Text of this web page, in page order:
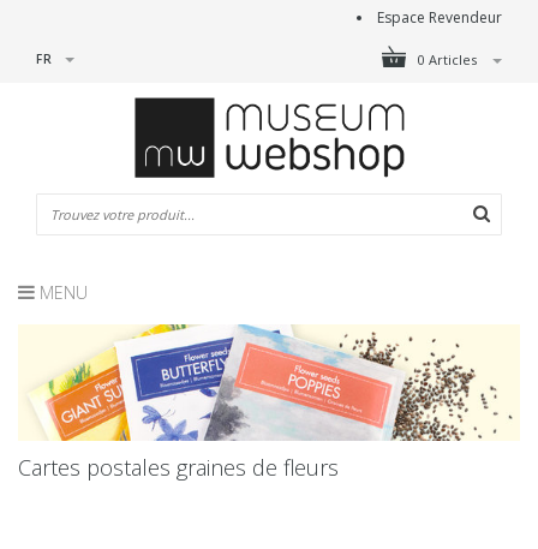
Espace Revendeur
0 Articles
FR
MENU
Cartes postales graines de fleurs